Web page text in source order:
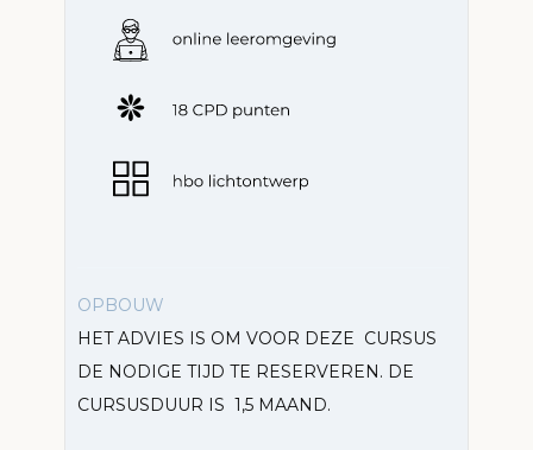
OPBOUW
HET ADVIES IS OM VOOR DEZE CURSUS
DE NODIGE TIJD TE RESERVEREN. DE
CURSUSDUUR IS 1,5 MAAND.